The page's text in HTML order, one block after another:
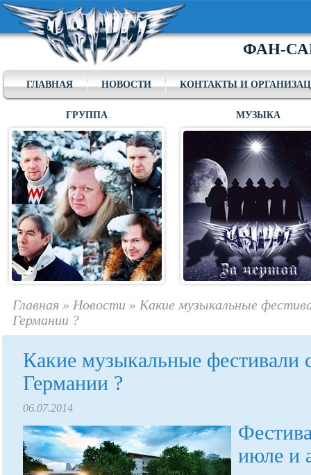
ФАН-
ГЛАВНАЯ НОВОСТИ КОНТАКТЫ И
ГРУППА МУЗЫКА
Главная » Новости » Какие музыкальные
Германии ?
Какие музыкальные фестивали
Германии ?
06.07.2014
июле и